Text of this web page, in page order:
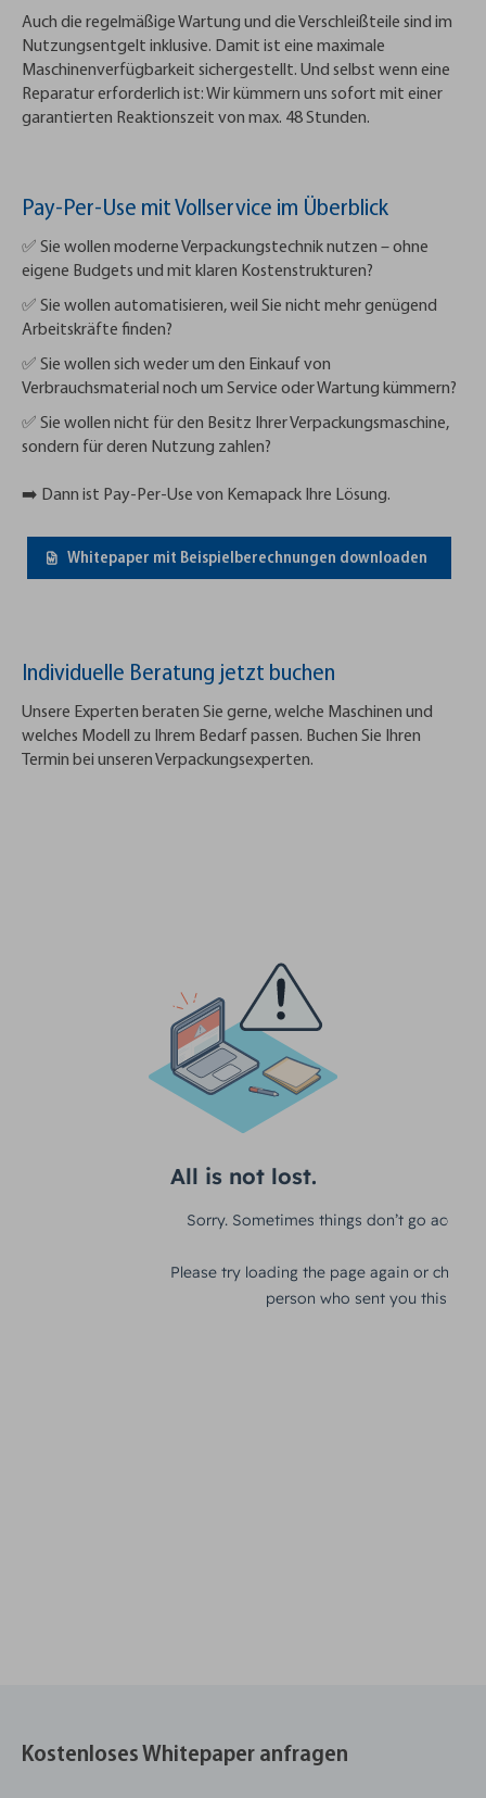
Auch die regelmäßige Wartung und die Verschleißteile sind im
Nutzungsentgelt inklusive. Damit ist eine maximale
Maschinenverfügbarkeit sichergestellt. Und selbst wenn eine
Reparatur erforderlich ist: Wir kümmern uns sofort mit einer
garantierten Reaktionszeit von max. 48 Stunden.
Pay-Per-Use mit Vollservice im Überblick
✅ Sie wollen moderne Verpackungstechnik nutzen – ohne
eigene Budgets und mit klaren Kostenstrukturen?
✅ Sie wollen automatisieren, weil Sie nicht mehr genügend
Arbeitskräfte finden?
✅ Sie wollen sich weder um den Einkauf von
Verbrauchsmaterial noch um Service oder Wartung kümmern?
✅ Sie wollen nicht für den Besitz Ihrer Verpackungsmaschine,
sondern für deren Nutzung zahlen?
➡️ Dann ist Pay-Per-Use von Kemapack Ihre Lösung.
Whitepaper mit Beispielberechnungen downloaden
Individuelle Beratung jetzt buchen
Unsere Experten beraten Sie gerne, welche Maschinen und
welches Modell zu Ihrem Bedarf passen. Buchen Sie Ihren
Termin bei unseren Verpackungsexperten.
Kostenloses Whitepaper anfragen